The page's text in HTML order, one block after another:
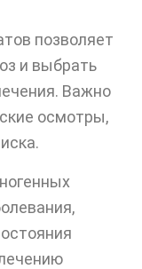
позволяет
и выбрать
Важно
осмотры,